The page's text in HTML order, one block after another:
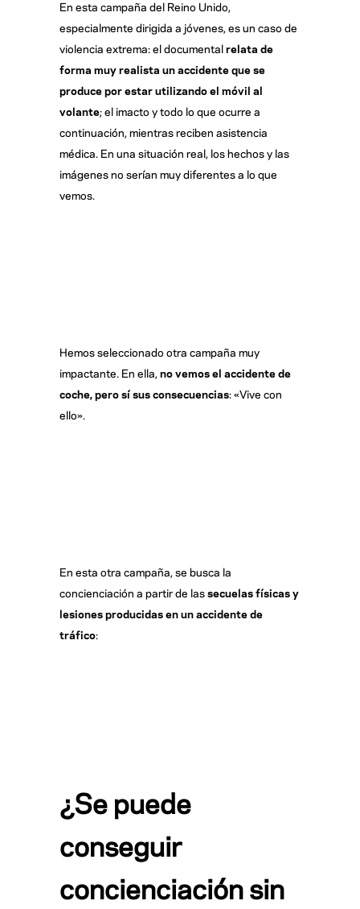
En esta campaña del Reino Unido,
especialmente dirigida a jóvenes, es un caso de
violencia extrema: el documentalrelata de
forma muy realista un accidente que se
produce por estar utilizando el móvil al
volante; el imacto y todo lo que ocurre a
continuación, mientras reciben asistencia
médica. En una situación real, los hechos y las
imágenes no serían muy diferentes a lo que
vemos.
Hemos seleccionado otra campaña muy
impactante. En ella,no vemos el accidente de
coche, pero sí sus consecuencias: «Vive con
ello».
En esta otra campaña, se busca la
concienciación a partir de lassecuelas físicas y
lesiones producidas en un accidente de
tráfico:
¿Se puede
conseguir
concienciación sin